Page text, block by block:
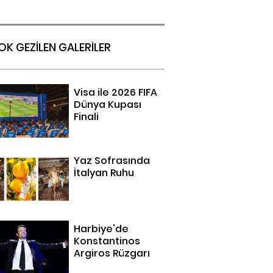
GEZİLEN GALERİLER
Visa ile 2026 FIFA
Dünya Kupası
Finali
Yaz Sofrasında
İtalyan Ruhu
Harbiye'de
Konstantinos
Argiros Rüzgarı